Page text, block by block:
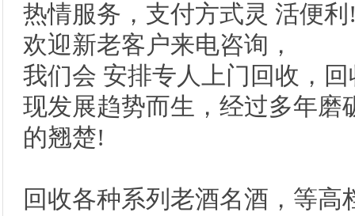
热情服务，支付方式灵 活便
欢迎新老客户来电咨询，
我们会 安排专人上门回收，
现发展趋势而生，经过多年磨
的翘楚!
回收各种系列老酒名酒，等